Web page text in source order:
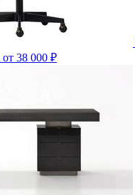
от 38 000 ₽